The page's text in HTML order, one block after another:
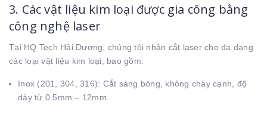
3. Các vật liệu kim loại được gia công bằng
công nghệ laser
Tại HQ Tech Hải Dương, chúng tôi nhận cắt laser cho đa dạng
các loại vật liệu kim loại, bao gồm:
Inox (201, 304, 316): Cắt sáng bóng, không cháy cạnh, độ
dày từ 0.5mm – 12mm.